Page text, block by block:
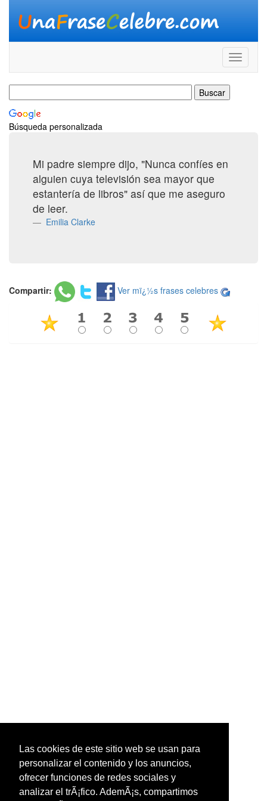
Las cookies de este sitio web se usan para
personalizar el contenido y los anuncios,
ofrecer funciones de redes sociales y
analizar el trÃ¡fico. AdemÃ¡s, compartimos
Búsqueda personalizada
Mi padre siempre dijo, "Nunca confíes en
alguien cuya televisión sea mayor que
estantería de libros" así que me aseguro
de leer.
Emilia Clarke
Compartir: Ver mï¿½s frases celebres